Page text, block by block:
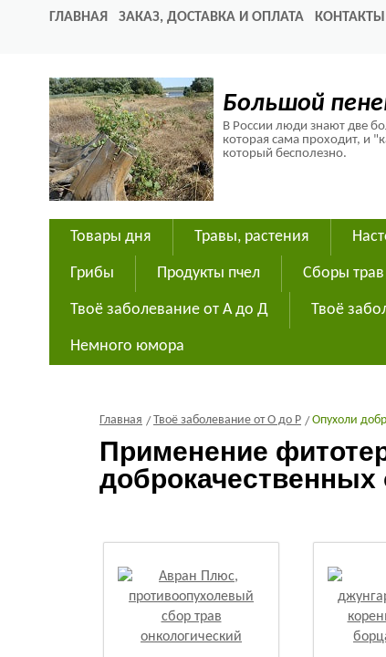
ГЛАВНАЯ ЗАКАЗ, ДОСТАВКА И ОПЛАТА
КОНТАКТЫ
Большой
В России люди знают две
которая сама проходит, и
который бесполезно.
Товары дня Травы, растения
Грибы Продукты пчел Сборы трав
Твоё заболевание от А до Д Твоё
Немного юмора
Главная Твоё заболевание от О до Р Опухоли
Применение
доброкачественных